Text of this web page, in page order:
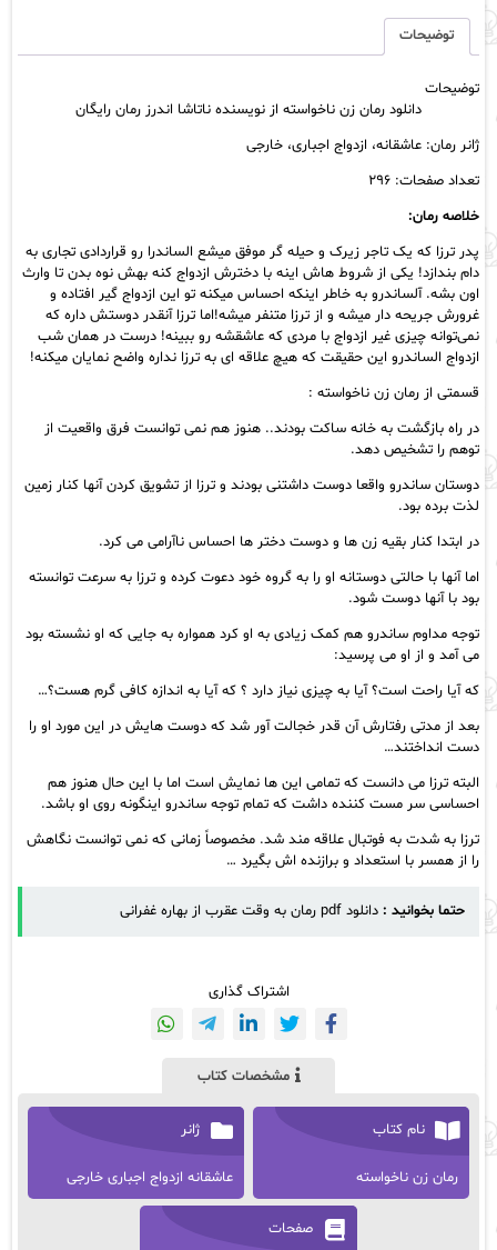
نویسنده
اندرز
رایگان
عدد
توضیحات
توضیحات
دانلود رمان زن ناخواسته از نویسنده ناتاشا اندرز رمان رایگان
ژانر رمان: عاشقانه، ازدواج اجباری، خارجی
تعداد صفحات: ۲۹۶
خلاصه رمان:
پدر ترزا که یک تاجر زیرک و حیله گر موفق میشع الساندرا رو قراردادی تجاری به
دام بندازد! یکی از شروط هاش اینه با دخترش ازدواج کنه بهش نوه بدن تا وارث
اون بشه. آلساندرو به خاطر اینکه احساس میکنه تو این ازدواج گیر افتاده و
غرورش جریحه دار میشه و از ترزا متنفر میشه!اما ترزا آنقدر دوستش داره که
نمی‌توانه چیزی غیر ازدواج با مردی که عاشقشه رو ببینه! درست در همان شب
ازدواج الساندرو این حقیقت که هیچ علاقه ای به ترزا نداره واضح نمایان میکنه!
قسمتی از رمان زن ناخواسته :
در راه بازگشت به خانه ساکت بودند.. هنوز هم نمی توانست فرق واقعیت از
توهم را تشخیص دهد.
دوستان ساندرو واقعا دوست داشتنی بودند و ترزا از تشویق کردن آنها کنار زمین
لذت برده بود.
در ابتدا کنار بقیه زن ها و دوست دختر ها احساس ناآرامی می کرد.
اما آنها با حالتی دوستانه او را به گروه خود دعوت کرده و ترزا به سرعت توانسته
بود با آنها دوست شود.
توجه مداوم ساندرو هم کمک زیادی به او کرد همواره به جایی که او نشسته بود
می آمد و از او می پرسید:
که آیا راحت است؟ آیا به چیزی نیاز دارد ؟ که آیا به اندازه کافی گرم هست؟…
بعد از مدتی رفتارش آن قدر خجالت آور شد که دوست هایش در این مورد او را
دست انداختند…
البته ترزا می دانست که تمامی این ها نمایش است اما با این حال هنوز هم
احساسی سر مست کننده داشت که تمام توجه ساندرو اینگونه روی او باشد.
ترزا به شدت به فوتبال علاقه مند شد. مخصوصاً زمانی که نمی توانست نگاهش
را از همسر با استعداد و برازنده اش بگیرد …
حتما بخوانید : دانلود pdf رمان به وقت عقرب از بهاره غفرانی
اشتراک گذاری
مشخصات کتاب
نام کتاب
رمان زن ناخواسته
ژانر
عاشقانه ازدواج اجباری خارجی
صفحات